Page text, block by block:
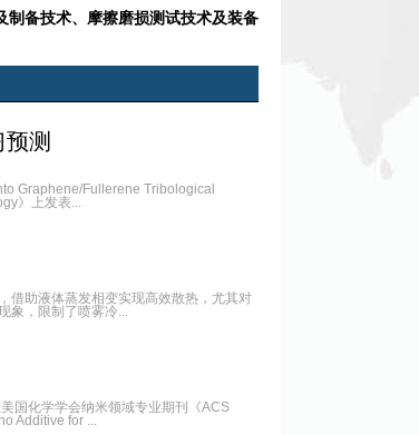
备技术、 摩擦磨损测试技术及装备
测
Graphene/Fullerene Tribological
》上发表...
借助液体蒸发相变实现高效散热，尤其对
象，限制了喷雾冷...
国化学学会纳米领域专业期刊《ACS
Additive for ...